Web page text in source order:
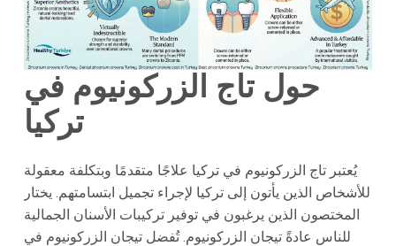
حول تاج الزركونيوم في
تركيا
يُعتبر تاج الزركونيوم في تركيا علاجًا متقدمًا وبتكلفة معقولة
للأشخاص الذين يأتون إلى تركيا لإجراء تجميل ابتسامتهم. يختار
المختصون الذين يرغبون في توفير تركيبات الأسنان الجمالية
للناس عادةً تيجان الزركونيوم. تُفضل تيجان الزركونيوم في